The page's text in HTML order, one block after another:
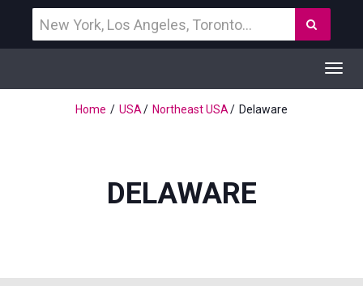
een
bestemming
Home
USA Northeast USA Delaware
DELAWARE